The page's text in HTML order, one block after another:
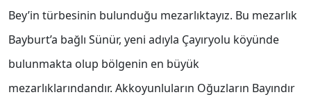
Bey’in türbesinin bulunduğu mezarlıktayız. Bu mezarlık
Bayburt’a bağlı Sünür, yeni adıyla Çayıryolu köyünde
bulunmakta olup bölgenin en büyük
mezarlıklarındandır. Akkoyunluların Oğuzların Bayındır